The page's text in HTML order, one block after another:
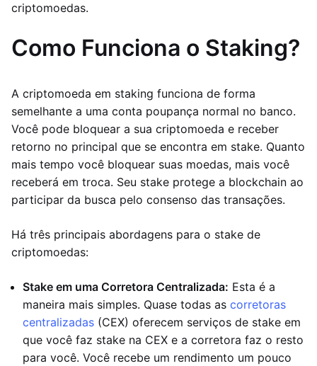
criptomoedas.
Como Funciona o Staking?
A criptomoeda em staking funciona de forma
semelhante a uma conta poupança normal no banco.
Você pode bloquear a sua criptomoeda e receber
retorno no principal que se encontra em stake. Quanto
mais tempo você bloquear suas moedas, mais você
receberá em troca. Seu stake protege a blockchain ao
participar da busca pelo consenso das transações.
Há três principais abordagens para o stake de
criptomoedas:
Stake em uma Corretora Centralizada: Esta é a
maneira mais simples. Quase todas as corretoras
centralizadas (CEX) oferecem serviços de stake em
que você faz stake na CEX e a corretora faz o resto
para você. Você recebe um rendimento um pouco